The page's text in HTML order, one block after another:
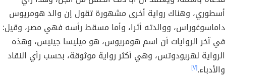
أسطوري، وهناك رواية أخرى مشهورة تقول إن والد هومريوس
داماسوغوراس، ووالدته أثرا، وأما مسقط رأسه فهي مصر، وقيل:
في آخر الروايات أن اسم هومريوس، هو ميليسا جينيس، وهذه
الرواية لهريودوتس، وهي أكثر رواية موثوقة، بحسب رأي النقاد
والأدباء.[٧]